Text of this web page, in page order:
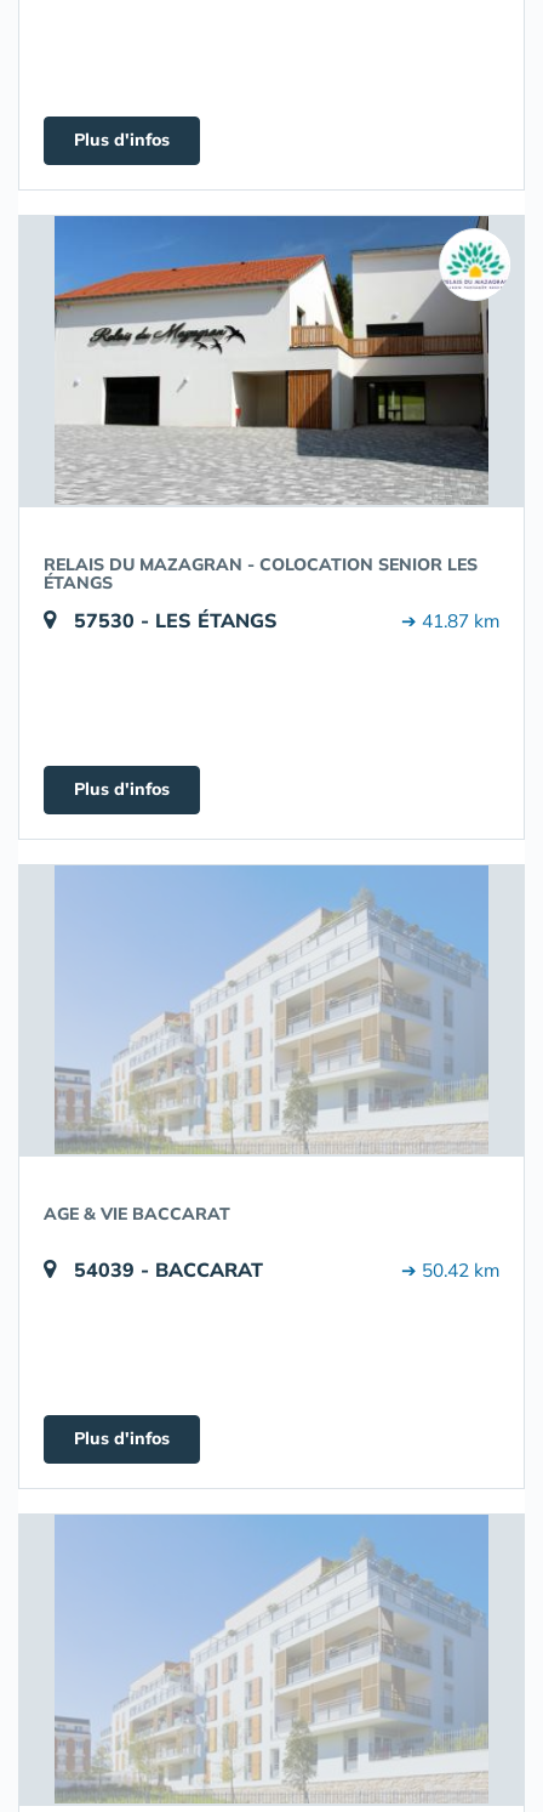
Plus d'infos
RELAIS DU MAZAGRAN - COLOCATION SENIOR LES
ÉTANGS
57530 - LES ÉTANGS ➔ 41.87 km
Plus d'infos
AGE & VIE BACCARAT
54039 - BACCARAT ➔ 50.42 km
Plus d'infos